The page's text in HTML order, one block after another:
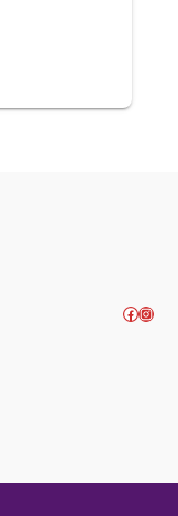
Facebook Instagram